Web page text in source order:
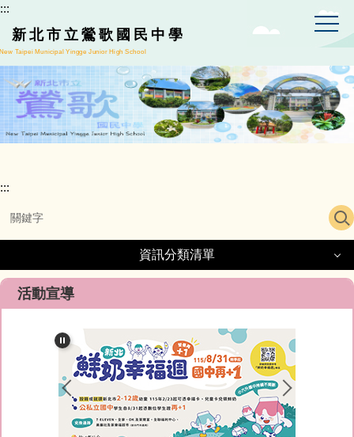
跳
到
主
要
內
容
區
:::
新北市立鶯歌國民中學
Taipei Municipal Yingge Junior High School
:::
資訊分類清單
資訊分類清單
正常教學專區
課程計畫專區
校務問卷填寫
活動宣導